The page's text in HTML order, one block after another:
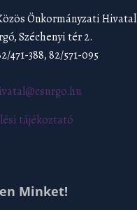
Önkormányzati Hivatal
Széchenyi tér 2.
471-388, 82/571-095
tájékoztató
Minket!